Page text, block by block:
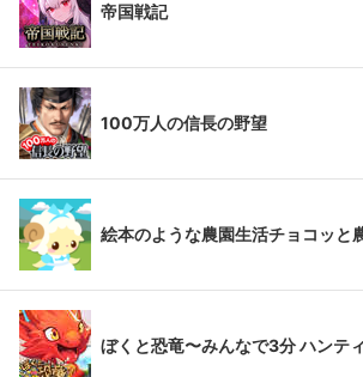
帝国戦記
100万人の信長の野望
絵本のような農園生活チョコッと
ぼくと恐竜〜みんなで3分 ハンテ